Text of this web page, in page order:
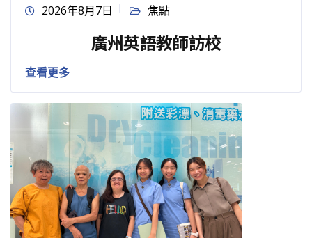
2026年8月7日 焦點
廣州英語教師訪校
查看更多